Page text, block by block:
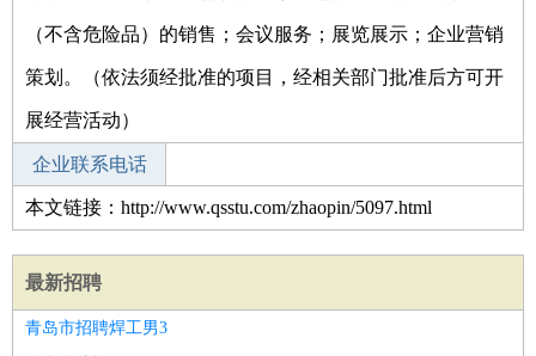
（不含危险品）的销售；会议服务；展览展示；企业营销
策划。（依法须经批准的项目，经相关部门批准后方可开
展经营活动）
企业联系电话
本文链接：http://www.qsstu.com/zhaopin/5097.html
最新招聘
青岛市招聘焊工男3